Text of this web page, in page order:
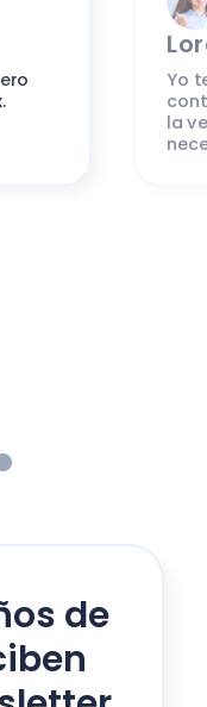
Yo
la
de